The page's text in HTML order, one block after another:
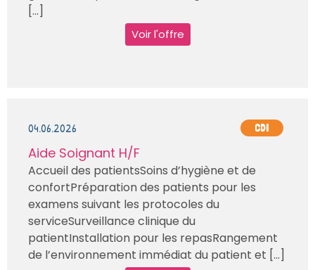
[...]
Voir l'offre
04.06.2026 CDI
Aide Soignant H/F
Accueil des patientsSoins d’hygiène et de
confortPréparation des patients pour les
examens suivant les protocoles du
serviceSurveillance clinique du
patientInstallation pour les repasRangement
de l’environnement immédiat du patient et [...]